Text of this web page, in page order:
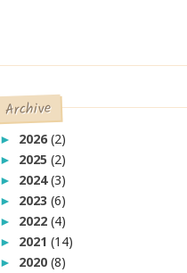
Archive
► 2026(2)
► 2025(2)
► 2024(3)
► 2023(6)
► 2022(4)
► 2021(14)
► 2020(8)